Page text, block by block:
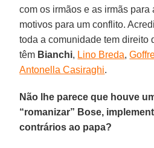
com os irmãos e as irmãs para
motivos para um conflito.
toda a comunidade tem direito
têm Bianchi, Lino Breda,
Antonella Casiraghi.
Não lhe parece que houve
“romanizar” Bose,
contrários ao papa?